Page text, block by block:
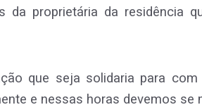
da proprietária da residência
que seja solidaria para com
e nessas horas devemos se